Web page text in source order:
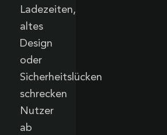
Ladezeiten,
altes
Design
oder
Sicherheitslücken
schrecken
Nutzer
ab